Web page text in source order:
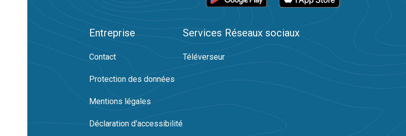
Entreprise
Contact
Protection des données
Mentions légales
Déclaration d'accessibilité
Services
Téléverseur
Réseaux sociaux